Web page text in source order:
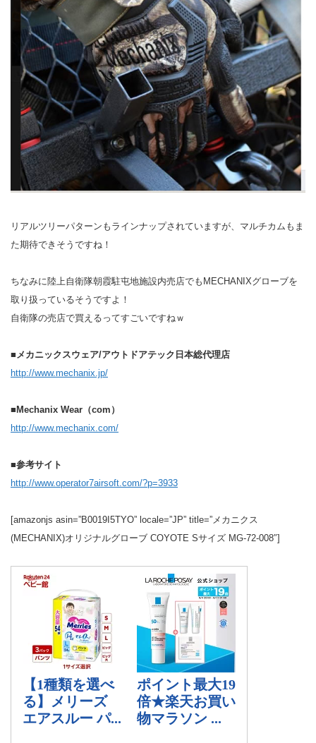
リアルツリーパターンもラインナップされていますが、マルチカムもま
た期待できそうですね！
ちなみに陸上自衛隊朝霞駐屯地施設内売店でもMECHANIXグローブを
取り扱っているそうですよ！
自衛隊の売店で買えるってすごいですねｗ
■メカニックスウェア/アウトドアテック日本総代理店
http://www.mechanix.jp/
■Mechanix Wear（com）
http://www.mechanix.com/
■参考サイト
http://www.operator7airsoft.com/?p=3933
[amazonjs asin=”B0019I5TYO” locale=”JP” title=”メカニクス
(MECHANIX)オリジナルグローブ COYOTE Sサイズ MG-72-008″]